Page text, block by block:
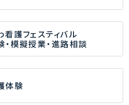
看護フェスティバル
・模擬授業・進路相談
体験